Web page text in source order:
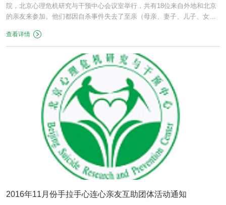
院，北京心理危机研究与干预中心会议室举行，共有18位来自外地和北京
的亲友来参加。他们都因自杀事件失去了至亲（母亲、妻子、儿子、女
查看详情
2016年11月份手拉手心连心亲友互助团体活动通知